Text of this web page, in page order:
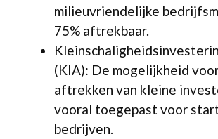
milieuvriendelijke
75% aftrekbaar.
(KIA): De mogelijkheid
aftrekken van kleine
vooral toegepast voor
bedrijven.